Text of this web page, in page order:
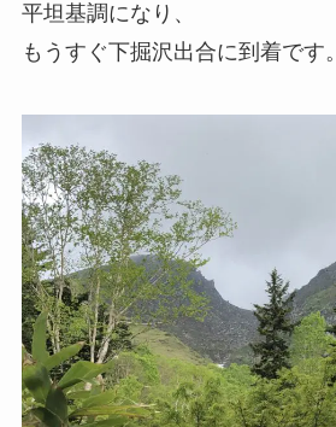
平坦基調になり、
もうすぐ下掘沢出合に到着です。